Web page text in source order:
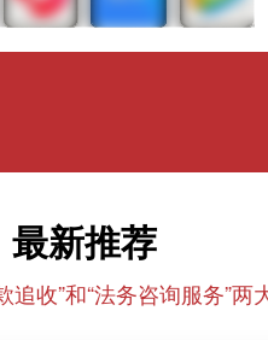
最新推荐
收”和“法务咨询服务”